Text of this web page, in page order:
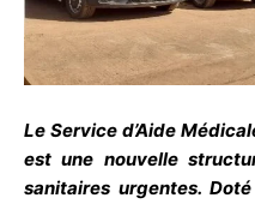
Le Service d’Aide
est une nouvelle
sanitaires urgentes.